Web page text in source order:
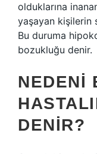
olduklarına
yaşayan kişilerin
Bu duruma
bozukluğu denir.
NEDENI
DENIR?